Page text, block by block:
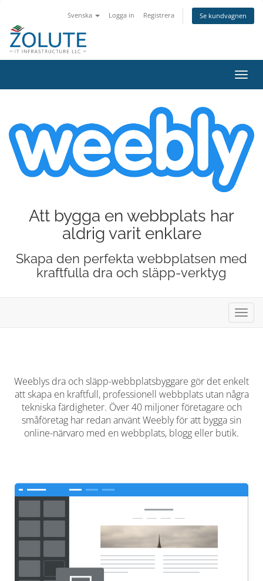
Svenska Logga in Registrera Se kundvagnen
Växla
Att bygga en webbplats har
aldrig varit enklare
Skapa den perfekta webbplatsen med
kraftfulla dra och släpp-verktyg
Växla
Weeblys dra och släpp-webbplatsbyggare gör det enkelt
att skapa en kraftfull, professionell webbplats utan några
tekniska färdigheter. Över 40 miljoner företagare och
småföretag har redan använt Weebly för att bygga sin
online-närvaro med en webbplats, blogg eller butik.